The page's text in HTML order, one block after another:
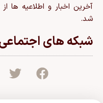
آخرین اخبار و اطلاعیه ها
شد.
شبکه های